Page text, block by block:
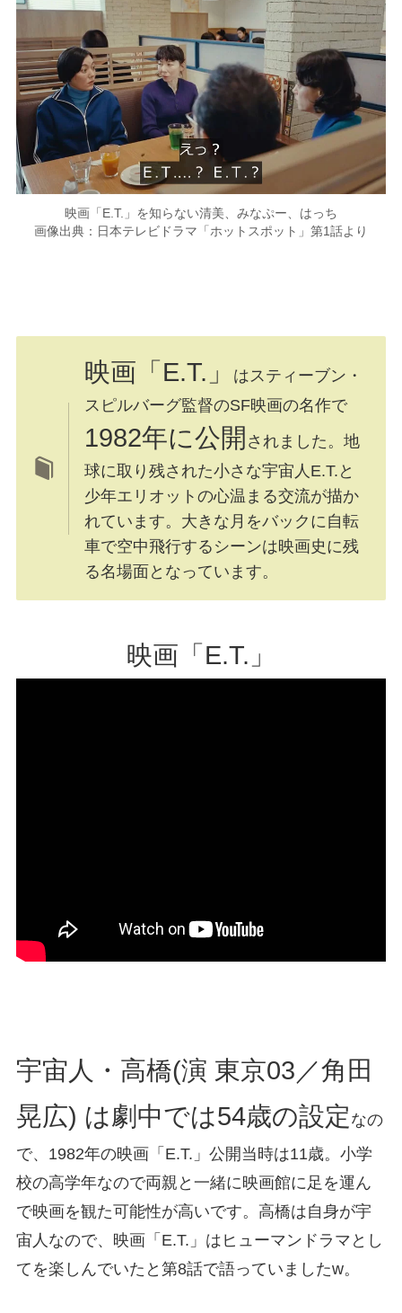
映画「E.T.」を知らない清美、みなぷー、はっち
画像出典：日本テレビドラマ「ホットスポット」第1話より
映画「E.T.」
はスティーブン・
スピルバーグ監督のSF映画の名作で
1982年に公開 されました。地
球に取り残された小さな宇宙人E.T.と
少年エリオットの心温まる交流が描か
れています。大きな月をバックに自転
車で空中飛行するシーンは映画史に残
る名場面となっています。
映画「E.T.」
宇宙人・高橋(演 東京03／角田
晃広) は劇中では54歳の設定 なの
で、1982年の映画「E.T.」公開当時は11歳。小学
校の高学年なので両親と一緒に映画館に足を運ん
で映画を観た可能性が高いです。高橋は自身が宇
宙人なので、映画「E.T.」はヒューマンドラマとし
てを楽しんでいたと第8話で語っていましたw。